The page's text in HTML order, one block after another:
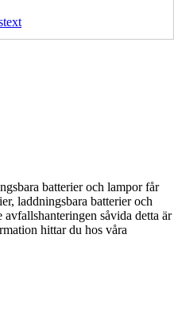
batterier och lampor får
laddningsbara batterier och
avfallshanteringen såvida detta är
hittar du hos våra